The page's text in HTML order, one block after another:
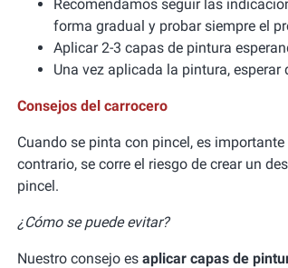
Recomendamos seguir las
forma gradual y probar siempre el
Aplicar 2-3 capas de pintura
Una vez aplicada la pintura,
Consejos del carrocero
Cuando se pinta con pincel, es
contrario, se corre el riesgo de crear un
pincel.
¿Cómo se puede evitar?
Nuestro consejo es aplicar capas de